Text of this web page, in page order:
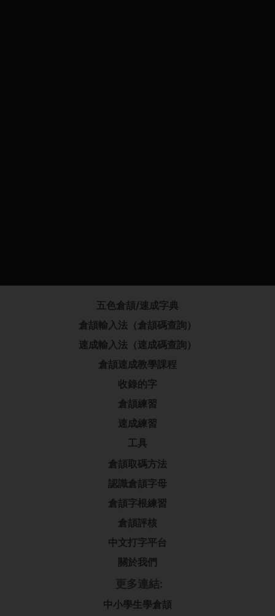
五色倉頡/速成字典
倉頡輸入法（倉頡碼查詢）
速成輸入法（速成碼查詢）
倉頡速成教學課程
收錄的字
倉頡練習
速成練習
工具
倉頡取碼方法
認識倉頡字母
倉頡字根練習
倉頡評核
中文打字平台
關於我們
更多連結:
中小學生學倉頡